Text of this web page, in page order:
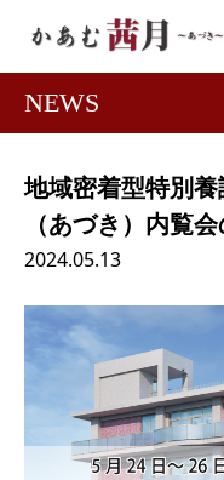
NEWS
地域密着型特別
（あづき）内覧
2024.05.13